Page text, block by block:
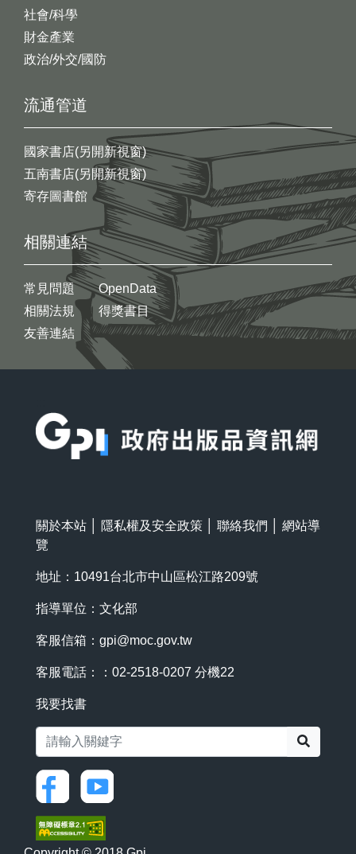
社會/科學
財金產業
政治/外交/國防
流通管道
國家書店(另開新視窗)
五南書店(另開新視窗)
寄存圖書館
相關連結
常見問題
相關法規
友善連結
OpenData
得獎書目
關於本站 隱私權及安全政策 聯絡我們
網站導
覽
地址：10491台北市中山區松江路209號
指導單位：文化部
客服信箱： gpi@moc.gov.tw
客服電話：：02-2518-0207 分機22
我要找書